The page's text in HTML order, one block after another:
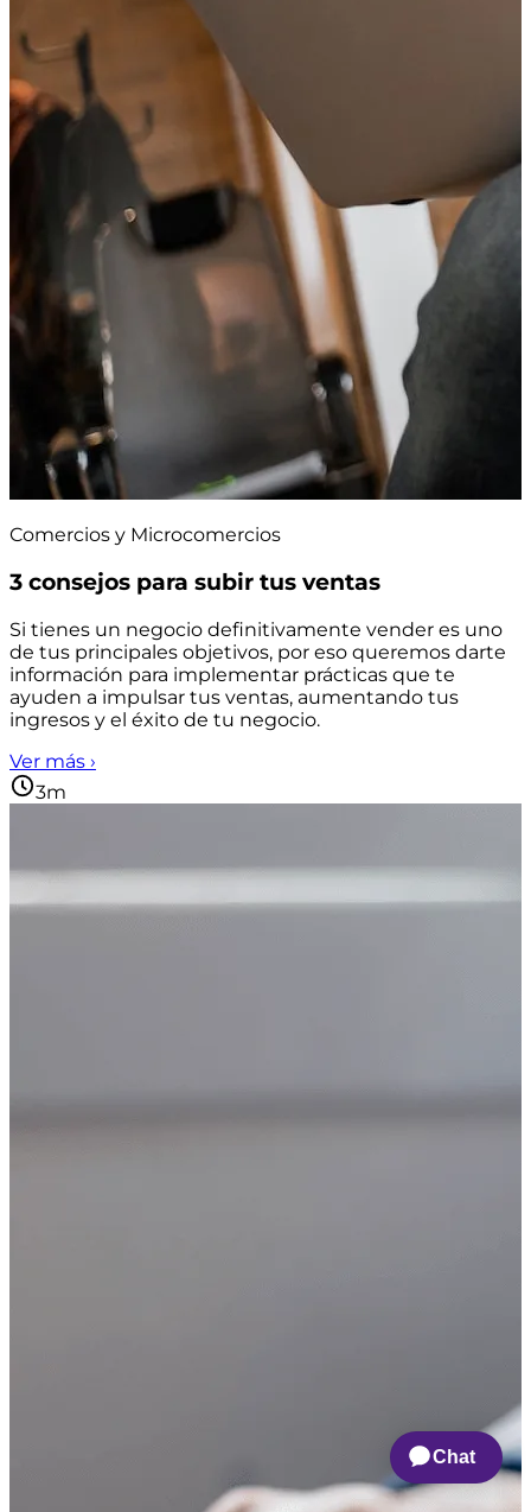
Comercios y Microcomercios
3 consejos para subir tus ventas
Si tienes un negocio definitivamente vender es uno
de tus principales objetivos, por eso queremos darte
información para implementar prácticas que te
ayuden a impulsar tus ventas, aumentando tus
ingresos y el éxito de tu negocio.
Ver más ›
3m